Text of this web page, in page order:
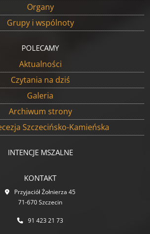
Organy
Grupy i wspólnoty
POLECAMY
Aktualności
Czytania na dziś
Galeria
Archiwum strony
Szczecińsko-Kamieńska
INTENCJE MSZALNE
KONTAKT
Przyjaciół Żołnierza 45
71-670 Szczecin
91 423 21 73